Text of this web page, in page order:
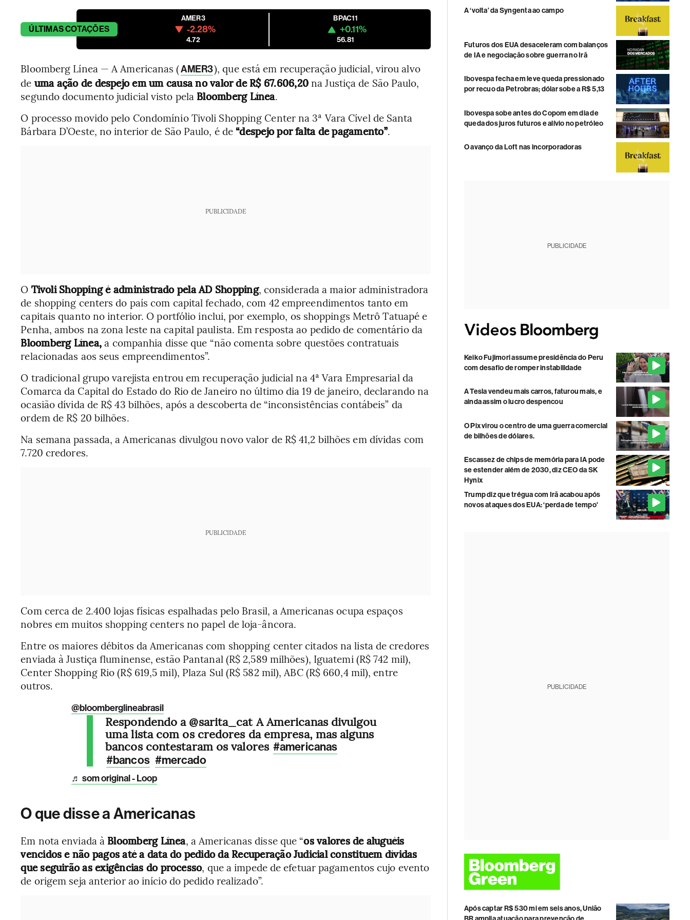
ÚLTIMASCOTAÇÕES
AMER3
-2.28%
4.72
BPAC11
+0.11%
56.81
Bloomberg Línea — A Americanas (AMER3), que está em recuperação judicial, virou alvo
de uma ação de despejo em um causa no valor de R$ 67.606,20na Justiça de São Paulo,
segundo documento judicial visto pela Bloomberg Línea.
O processo movido pelo Condomínio Tivoli Shopping Center na 3ª Vara Cível de Santa
Bárbara D’Oeste, no interior de São Paulo, é de“despejo por falta de pagamento”.
PUBLICIDADE
O Tivoli Shopping é administrado pela AD Shopping, considerada a maior administradora
de shopping centers do país com capital fechado, com 42 empreendimentos tanto em
capitais quanto no interior. O portfólio inclui, por exemplo, os shoppings Metrô Tatuapé e
Penha, ambos na zona leste na capital paulista. Em resposta ao pedido de comentário da
Bloomberg Línea,a companhia disse que “não comenta sobre questões contratuais
relacionadas aos seus empreendimentos”.
O tradicional grupo varejista entrou em recuperação judicial na 4ª Vara Empresarial da
Comarca da Capital do Estado do Rio de Janeiro no último dia 19 de janeiro, declarando na
ocasião dívida de R$ 43 bilhões, após a descoberta de “inconsistências contábeis” da
ordem de R$ 20 bilhões.
Na semana passada, a Americanas divulgou novo valor de R$ 41,2 bilhões em dívidas com
7.720 credores.
PUBLICIDADE
Com cerca de 2.400 lojas físicas espalhadas pelo Brasil, a Americanas ocupa espaços
nobres em muitos shopping centers no papel de loja-âncora.
Entre os maiores débitos da Americanas com shopping center citados na lista de credores
enviada à Justiça fluminense, estão Pantanal (R$ 2,589 milhões), Iguatemi (R$ 742 mil),
Center Shopping Rio (R$ 619,5 mil), Plaza Sul (R$ 582 mil), ABC (R$ 660,4 mil), entre
outros.
@bloomberglineabrasil
Respondendo a @sarita_cat A Americanas divulgou
uma lista com os credores da empresa, mas alguns
bancos contestaram os valores #americanas
#bancos #mercado
♬ som original - Loop
O que disse a Americanas
Em nota enviada à Bloomberg Línea, a Americanas disse que “os valores de aluguéis
vencidos e não pagos até a data do pedido da Recuperação Judicial constituem dívidas
que seguirão as exigências do processo, que a impede de efetuar pagamentos cujo evento
de origem seja anterior ao início do pedido realizado”.
A ‘volta’ da Syngenta ao campo
Futuros dos EUA desaceleram com balanços
de IA e negociação sobre guerra no Irã
Ibovespa fecha em leve queda pressionado
por recuo da Petrobras; dólar sobe a R$ 5,13
Ibovespa sobe antes do Copom em dia de
queda dos juros futuros e alívio no petróleo
O avanço da Loft nas incorporadoras
PUBLICIDADE
Keiko Fujimori assume presidência do Peru
com desafio de romper instabilidade
A Tesla vendeu mais carros, faturou mais, e
ainda assim o lucro despencou
O Pix virou o centro de uma guerra comercial
de bilhões de dólares.
Escassez de chips de memória para IA pode
se estender além de 2030, diz CEO da SK
Hynix
Trump diz que trégua com Irã acabou após
novos ataques dos EUA: ‘perda de tempo'
PUBLICIDADE
Após captar R$ 530 mi em seis anos, União